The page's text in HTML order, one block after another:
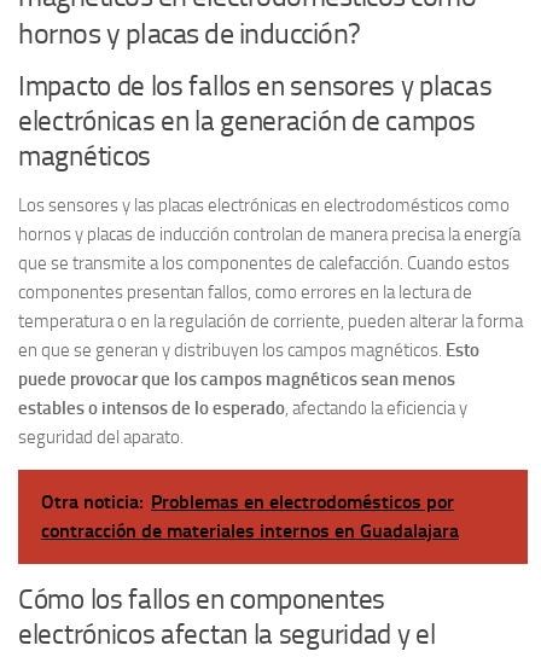
hornos y placas de inducción?
Impacto de los fallos en sensores y placas
electrónicas en la generación de campos
magnéticos
Los sensores y las placas electrónicas en electrodomésticos como
hornos y placas de inducción controlan de manera precisa la energía
que se transmite a los componentes de calefacción. Cuando estos
componentes presentan fallos, como errores en la lectura de
temperatura o en la regulación de corriente, pueden alterar la forma
en que se generan y distribuyen los campos magnéticos. Esto
puede provocar que los campos magnéticos sean menos
estables o intensos de lo esperado, afectando la eficiencia y
seguridad del aparato.
Otra noticia: Problemas en electrodomésticos por
contracción de materiales internos en Guadalajara
Cómo los fallos en componentes
electrónicos afectan la seguridad y el